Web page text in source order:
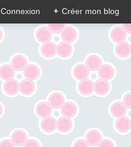
Connexion + Créer mon blog